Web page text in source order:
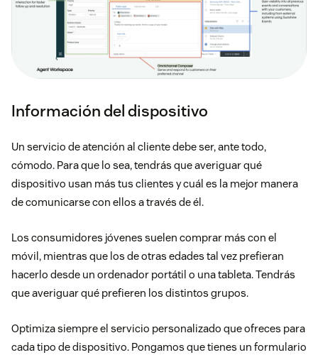
Información del dispositivo
Un servicio de atención al cliente debe ser, ante todo,
cómodo. Para que lo sea, tendrás que averiguar qué
dispositivo usan más tus clientes y cuál es la mejor manera
de comunicarse con ellos a través de él.
Los consumidores jóvenes suelen comprar más con el
móvil, mientras que los de otras edades tal vez prefieran
hacerlo desde un ordenador portátil o una tableta. Tendrás
que averiguar qué prefieren los distintos grupos.
Optimiza siempre el servicio personalizado que ofreces para
cada tipo de dispositivo. Pongamos que tienes un formulario